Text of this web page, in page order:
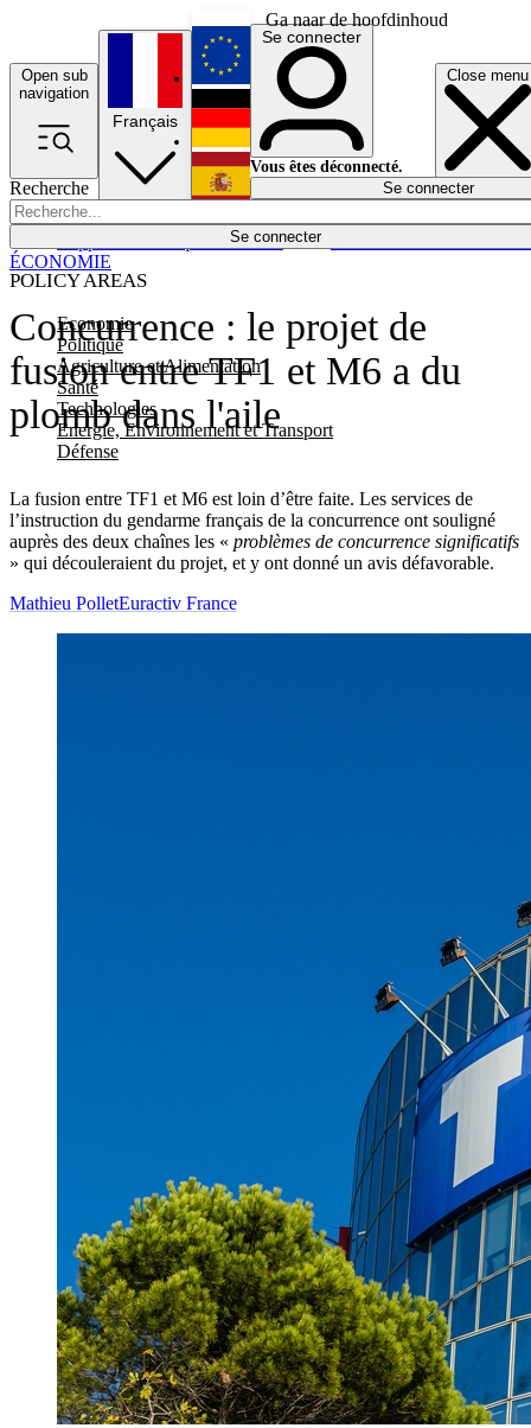
Ga naar de hoofdinhoud
Open sub
navigation
Close menu
Recherche
Se connecter
POLICY AREAS
Economie
Politique
Agriculture et Alimentation
Santé
Technologies
Energie, Environnement et Transport
Défense
Économie
Français
English
Deutsch
Español
Se connecter
Vous êtes déconnecté.
Se connecter
Concurrence : le projet de
fusion entre TF1 et M6 a du
plomb dans l'aile
La fusion entre TF1 et M6 est loin d’être faite. Les services de
l’instruction du gendarme français de la concurrence ont souligné
auprès des deux chaînes les « problèmes de concurrence significatifs
» qui découleraient du projet, et y ont donné un avis défavorable.
ÉCONOMIE
Mathieu PolletEuractiv France